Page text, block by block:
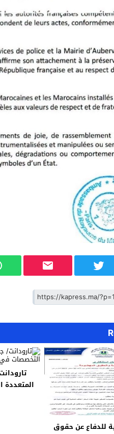
للدفاع عن حقوق